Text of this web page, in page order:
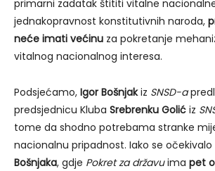
primarni zadatak štititi vitalne
jednakopravnost konstitutivnih naroda,
neće imati većinu za pokretanje
vitalnog nacionalnog interesa.
Podsjećamo, Igor Bošnjakiz SNSD-a
predsjednicu Kluba Srebrenku Golić iz
tome da shodno potrebama stranke
nacionalnu pripadnost. Iako se očekivalo
Bošnjaka, gdje Pokret za državuima pet